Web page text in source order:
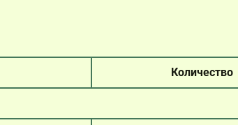
Количество